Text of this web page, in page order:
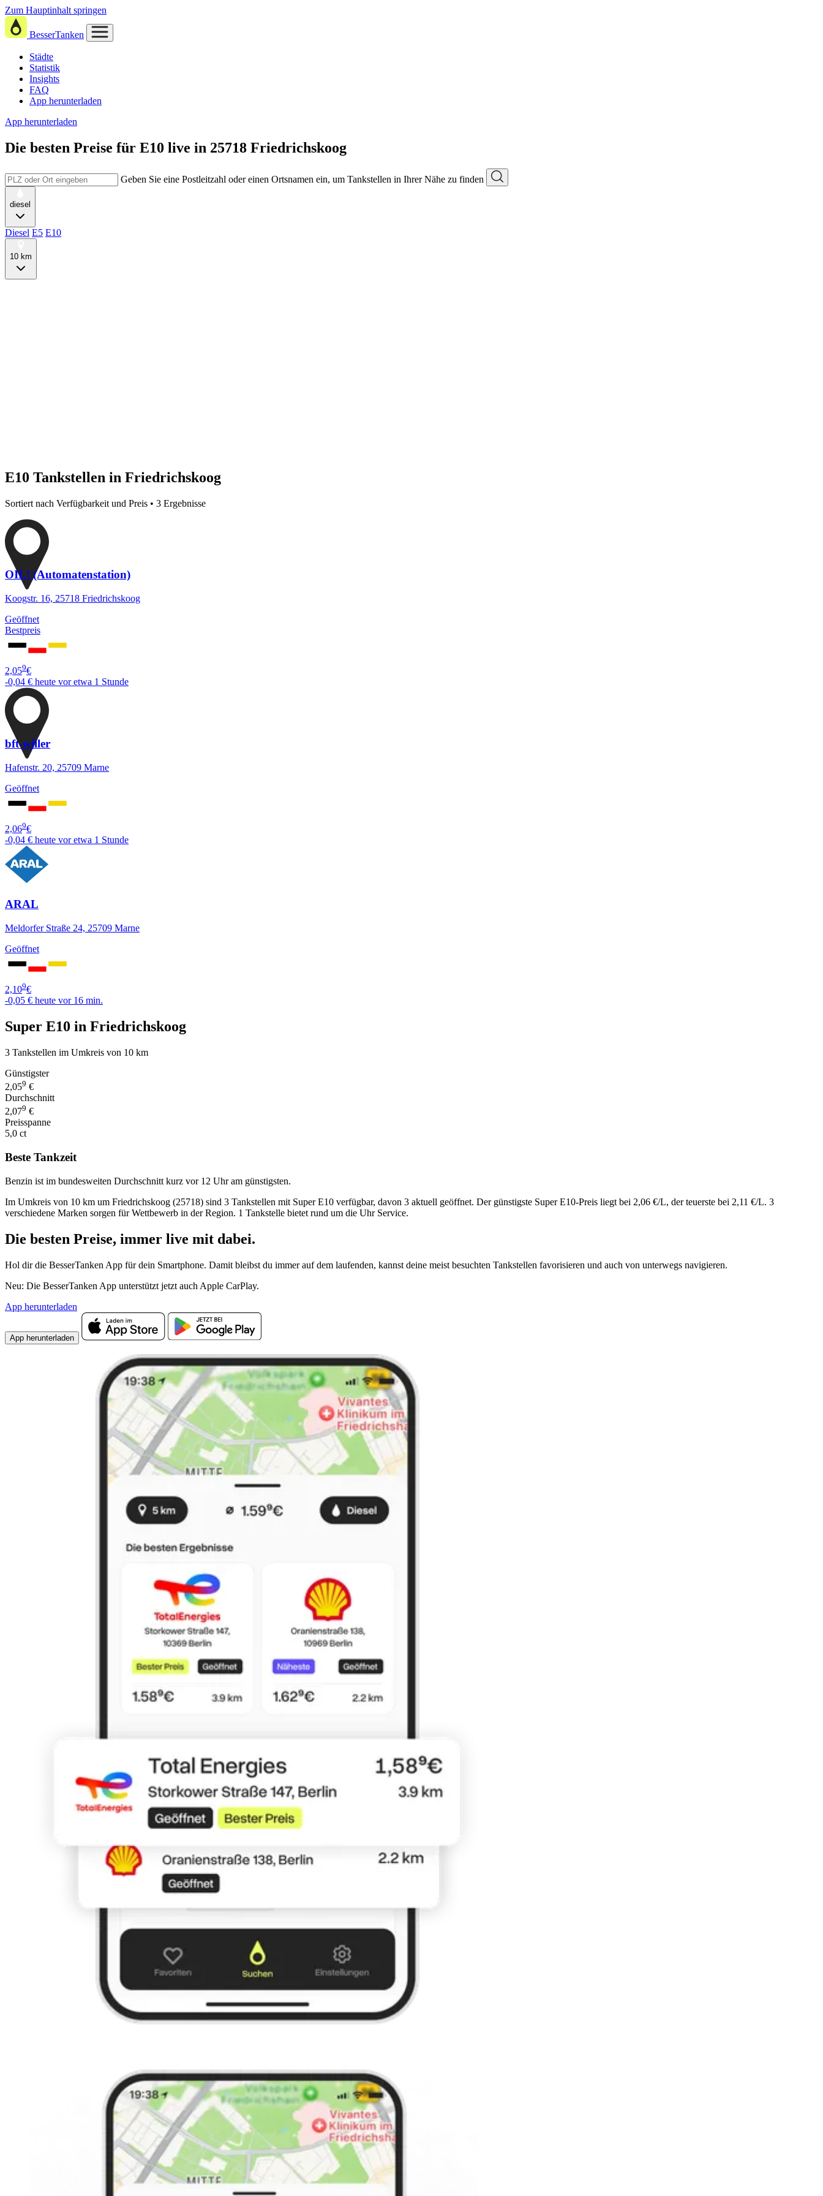
Zum Hauptinhalt springen
BesserTanken
Städte
Statistik
Insights
FAQ
App herunterladen
App herunterladen
Die besten Preise für E10 live in 25718 Friedrichskoog
Geben Sie eine Postleitzahl oder einen Ortsnamen ein, um Tankstellen in Ihrer Nähe zu finden
diesel
Diesel E5 E10
10 km
E10 Tankstellen in Friedrichskoog
Sortiert nach Verfügbarkeit und Preis • 3 Ergebnisse
OIL! (Automatenstation)
Koogstr. 16, 25718 Friedrichskoog
Geöffnet
Bestpreis
2,059€
-0,04 € heute vor etwa 1 Stunde
bft-willer
Hafenstr. 20, 25709 Marne
Geöffnet
2,069€
-0,04 € heute vor etwa 1 Stunde
ARAL
Meldorfer Straße 24, 25709 Marne
Geöffnet
2,109€
-0,05 € heute vor 16 min.
Super E10 in Friedrichskoog
3 Tankstellen im Umkreis von 10 km
Günstigster
2,059 €
Durchschnitt
2,079 €
Preisspanne
5,0 ct
Beste Tankzeit
Benzin ist im bundesweiten Durchschnitt kurz vor 12 Uhr am günstigsten.
Im Umkreis von 10 km um Friedrichskoog (25718) sind 3 Tankstellen mit Super E10 verfügbar, davon 3 aktuell geöffnet. Der günstigste Super E10-Preis liegt bei 2,06 €/L, der teuerste bei 2,11 €/L. 3
verschiedene Marken sorgen für Wettbewerb in der Region. 1 Tankstelle bietet rund um die Uhr Service.
Die besten Preise, immer live mit dabei.
Hol dir die BesserTanken App für dein Smartphone. Damit bleibst du immer auf dem laufenden, kannst deine meist besuchten Tankstellen favorisieren und auch von unterwegs navigieren.
Neu: Die BesserTanken App unterstützt jetzt auch Apple CarPlay.
App herunterladen
App herunterladen